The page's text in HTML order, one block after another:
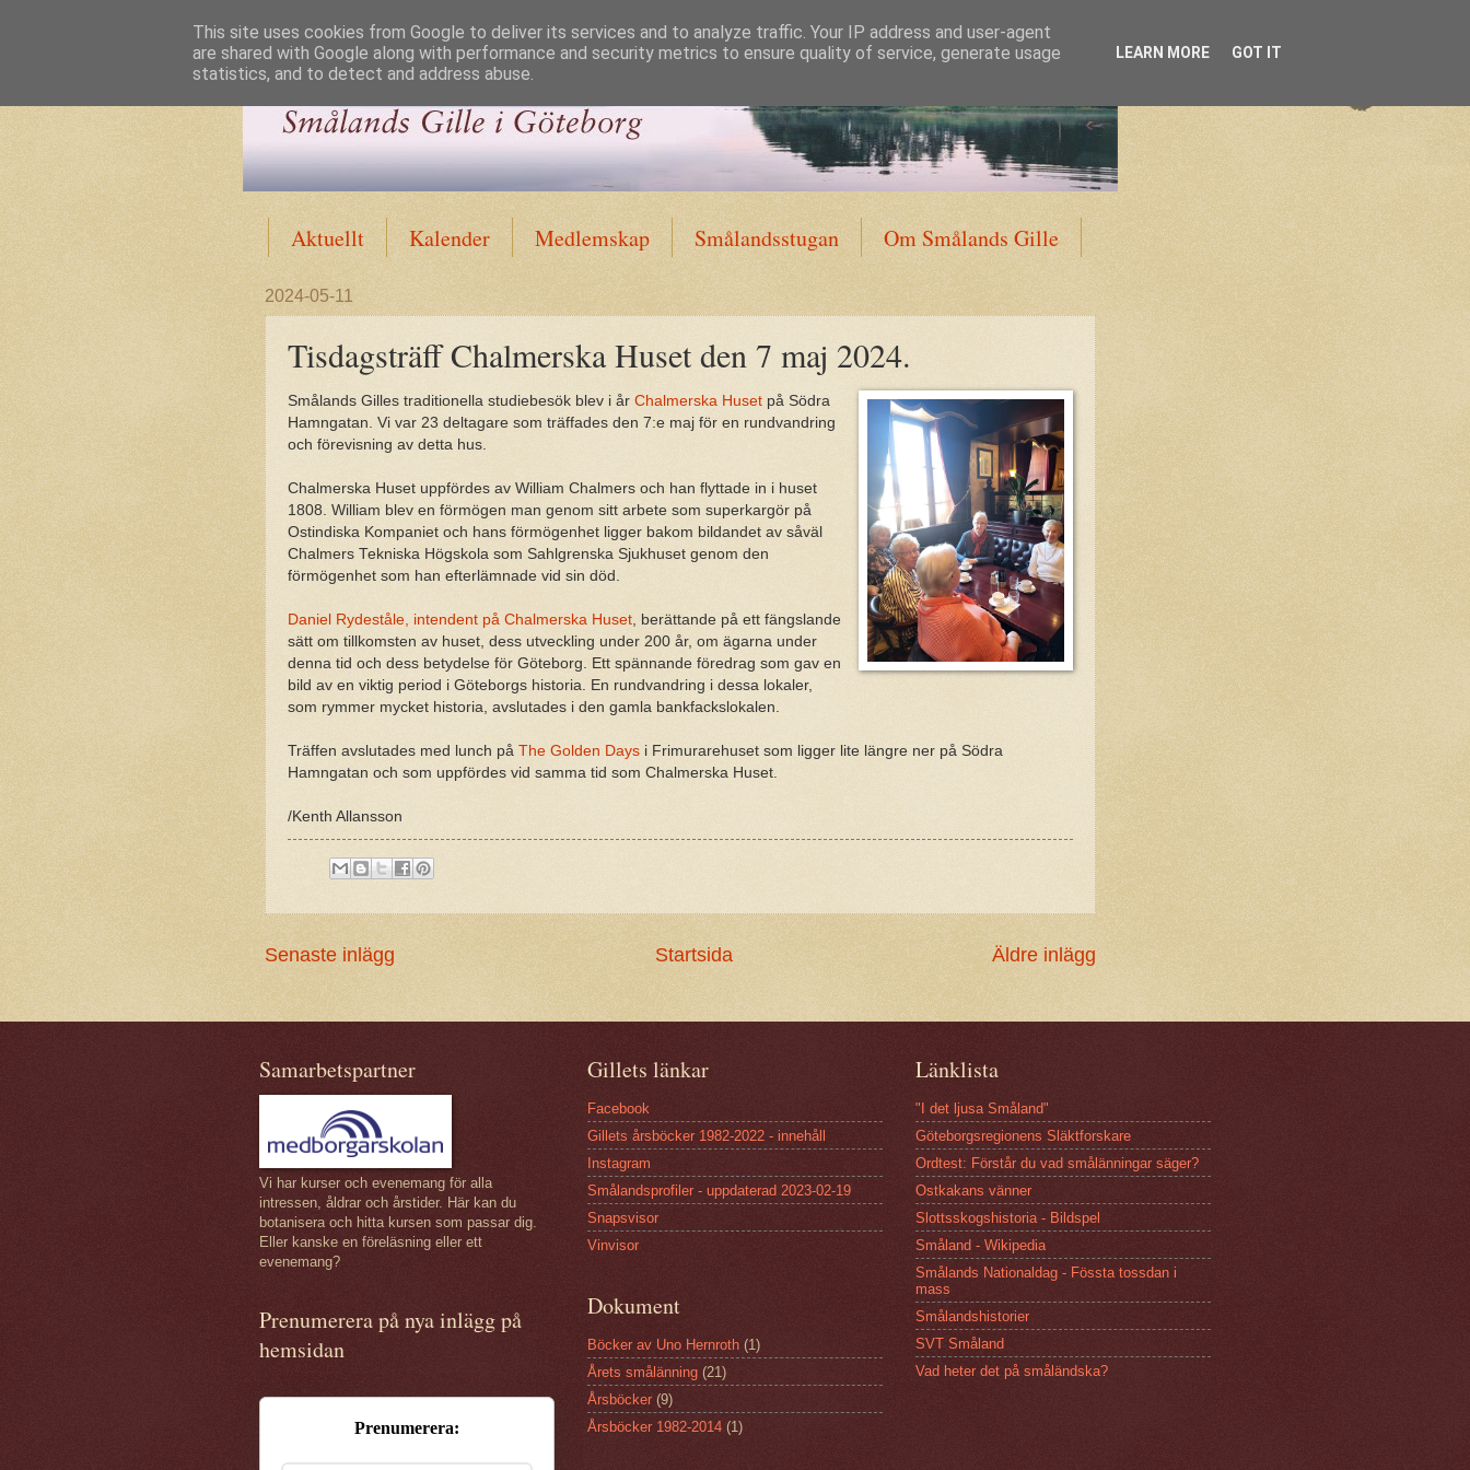
Aktuellt Kalender Medlemskap Smålandsstugan Om Smålands Gille
2024-05-11
Tisdagsträff Chalmerska Huset den 7 maj 2024.
Smålands Gilles traditionella studiebesök blev i år Chalmerska Huset på Södra
Hamngatan. Vi var 23 deltagare som träffades den 7:e maj för en rundvandring
och förevisning av detta hus.
Chalmerska Huset uppfördes av William Chalmers och han flyttade in i huset
1808. William blev en förmögen man genom sitt arbete som superkargör på
Ostindiska Kompaniet och hans förmögenhet ligger bakom bildandet av såväl
Chalmers Tekniska Högskola som Sahlgrenska Sjukhuset genom den
förmögenhet som han efterlämnade vid sin död.
Daniel Rydeståle, intendent på Chalmerska Huset , berättande på ett fängslande
sätt om tillkomsten av huset, dess utveckling under 200 år, om ägarna under
denna tid och dess betydelse för Göteborg. Ett spännande föredrag som gav en
bild av en viktig period i Göteborgs historia. En rundvandring i dessa lokaler,
som rymmer mycket historia, avslutades i den gamla bankfackslokalen.
Träffen avslutades med lunch på The Golden Days i Frimurarehuset som ligger lite längre ner på Södra
Hamngatan och som uppfördes vid samma tid som Chalmerska Huset.
/Kenth Allansson
Senaste inlägg Äldre inlägg
Startsida
Samarbetspartner
Vi har kurser och evenemang för alla
intressen, åldrar och årstider. Här kan du
botanisera och hitta kursen som passar dig.
Eller kanske en föreläsning eller ett
evenemang?
Prenumerera på nya inlägg på
hemsidan
Prenumerera:
Gillets länkar
Facebook
Gillets årsböcker 1982-2022 - innehåll
Instagram
Smålandsprofiler - uppdaterad 2023-02-19
Snapsvisor
Vinvisor
Dokument
Böcker av Uno Hernroth (1)
Årets smålänning (21)
Årsböcker (9)
Årsböcker 1982-2014 (1)
Länklista
"I det ljusa Småland"
Göteborgsregionens Släktforskare
Ordtest: Förstår du vad smålänningar säger?
Ostkakans vänner
Slottsskogshistoria - Bildspel
Småland - Wikipedia
Smålands Nationaldag - Fössta tossdan i
mass
Smålandshistorier
SVT Småland
Vad heter det på småländska?
This site uses cookies from Google to deliver its services and to analyze traffic. Your IP address and user-agent
are shared with Google along with performance and security metrics to ensure quality of service, generate usage
statistics, and to detect and address abuse.
LEARN MORE GOT IT